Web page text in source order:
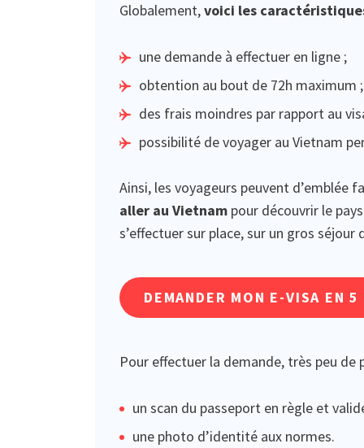
Globalement,voici les
une demande à effectuer en ligne ;
obtention au bout de 72h maximum ;
des frais moindres par rapport au
possibilité de voyager au Vietnam
Ainsi, les voyageurs peuvent d’emblée
aller au Vietnam pour découvrir le
s’effectuer sur place, sur un gros
DEMANDER MON E-VISA EN
Pour effectuer la demande, très peu
un scan du passeport en règle et
une photo d’identité aux normes.